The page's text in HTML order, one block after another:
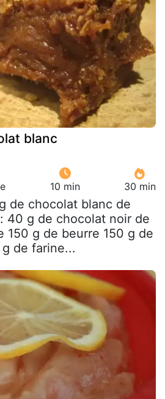
blanc
10 min 30 min
de chocolat blanc de
40 g de chocolat noir de
150 g de beurre 150 g de
de farine...